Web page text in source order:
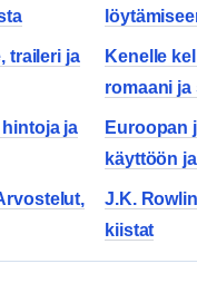
traileri ja
Kenelle
romaani
hintoja ja
Euroopan
käyttöön
J.K.
kiistat